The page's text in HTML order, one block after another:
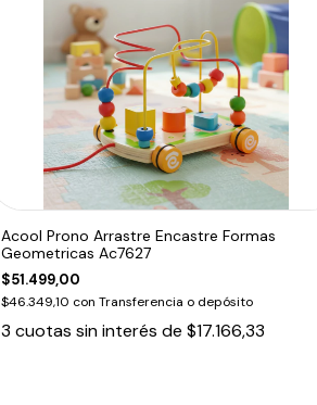
Acool Prono Arrastre Encastre Formas
Geometricas Ac7627
$51.499,00
$46.349,10 con Transferencia o depósito
3 cuotas sin interés de $17.166,33